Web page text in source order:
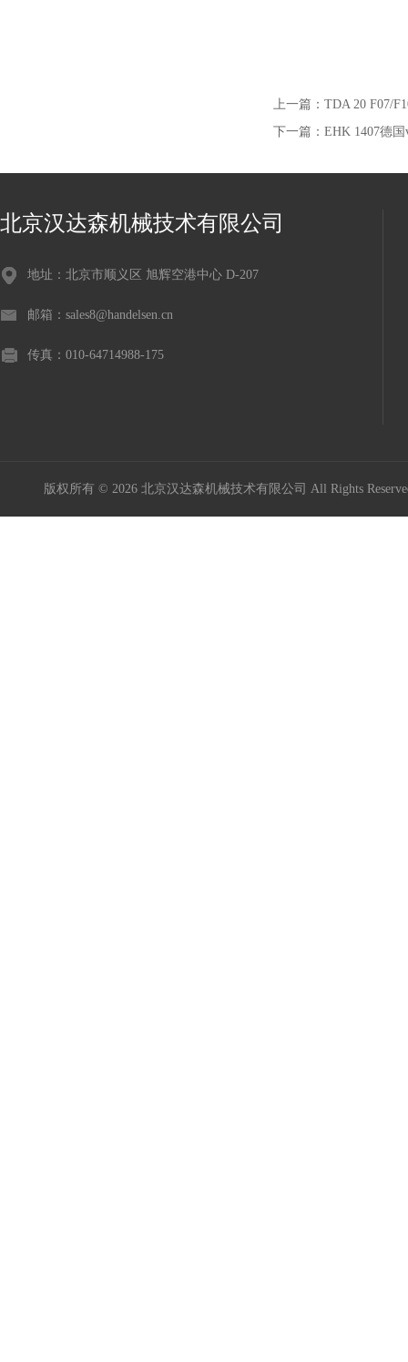
上一篇： TDA 20 F07/
下一篇： EHK 1407德国
北京汉达森机械技术有限公司
地址：北京市顺义区 旭辉空港中心 D-207
邮箱：sales8@handelsen.cn
传真：010-64714988-175
版权所有 © 2026 北京汉达森机械技术有限公司 All Rights